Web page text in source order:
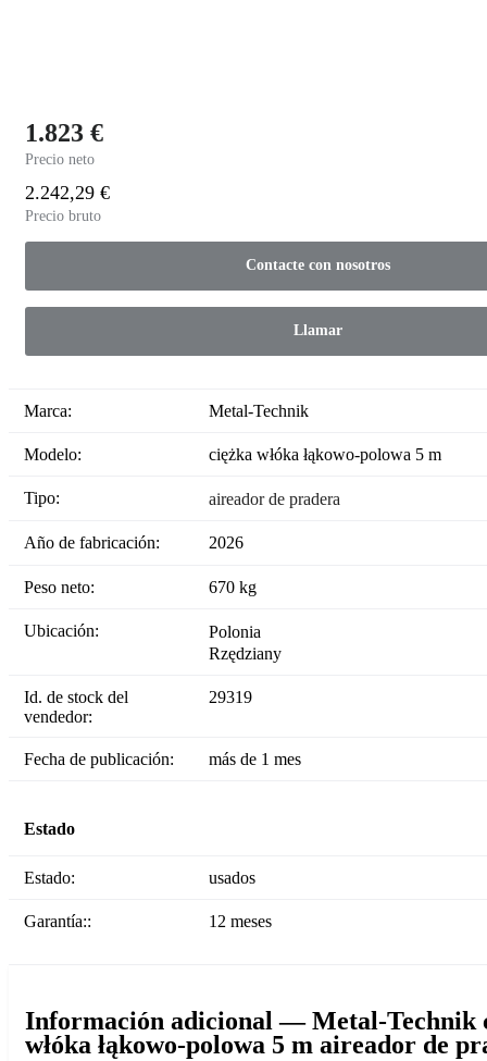
1.823 €
Precio neto
2.242,29 €
Precio bruto
Contacte con nosotros
Llamar
Marca: Metal-Technik
Modelo: ciężka włóka łąkowo-polowa 5 m
Tipo: aireador de pradera
Año de fabricación: 2026
Peso neto: 670 kg
Ubicación:
Polonia
Rzędziany
Id. de stock del
vendedor:
29319
Fecha de publicación: más de 1 mes
Estado
Estado: usados
Garantía:: 12 meses
Información adicional — Metal-Technik
włóka łąkowo-polowa 5 m aireador de